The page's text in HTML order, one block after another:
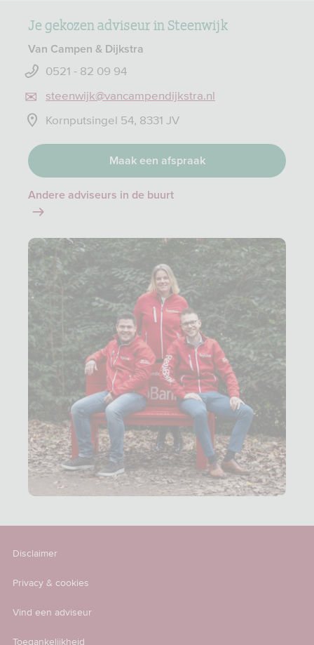
Je gekozen adviseur in Steenwijk
Van Campen & Dijkstra
0521 - 82 09 94
steenwijk@vancampendijkstra.nl
Kornputsingel 54, 8331 JV
Maak een afspraak
Andere adviseurs in de buurt
Disclaimer
Privacy & cookies
Vind een adviseur
Toegankelijkheid